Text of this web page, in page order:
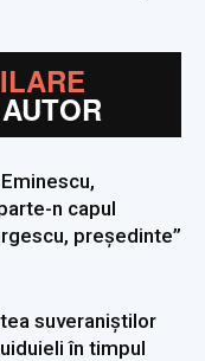
n capul
președinte”
suveraniștilor
în timpul